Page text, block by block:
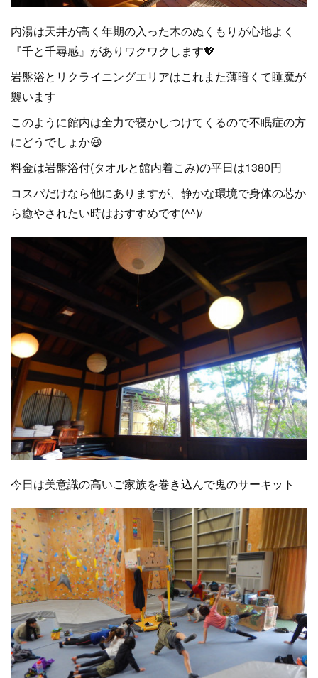
内湯は天井が高く年期の入った木のぬくもりが心地よく
『千と千尋感』がありワクワクします💖
岩盤浴とリクライニングエリアはこれまた薄暗くて睡魔が
襲います
このように館内は全力で寝かしつけてくるので不眠症の方
にどうでしょか😆
料金は岩盤浴付(タオルと館内着こみ)の平日は1380円
コスパだけなら他にありますが、静かな環境で身体の芯か
ら癒やされたい時はおすすめです(^^)/
今日は美意識の高いご家族を巻き込んで鬼のサーキット